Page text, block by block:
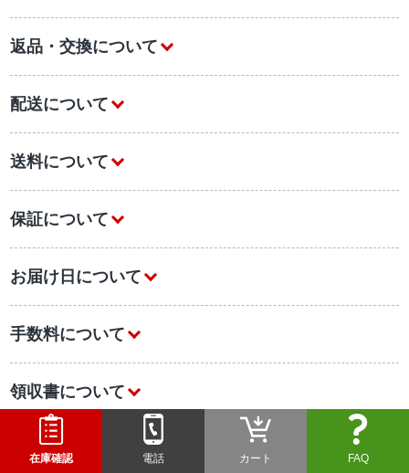
返品・交換について
配送について
送料について
保証について
お届け日について
手数料について
領収書について
初めての方へ
在庫確認 電話 カート FAQ